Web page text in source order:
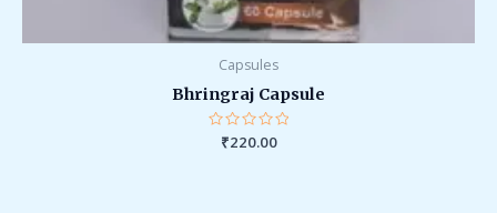
Capsules
Bhringraj Capsule
Rated
₹220.00